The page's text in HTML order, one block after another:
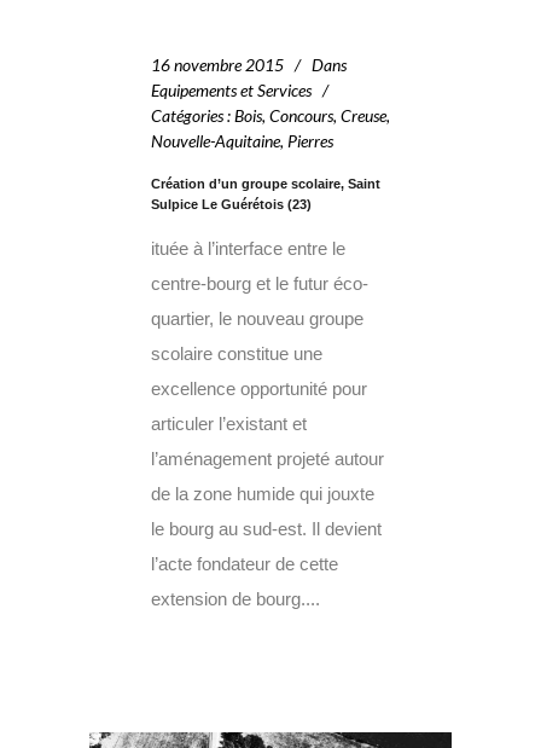
16 novembre 2015
Dans
Equipements et Services
Catégories:Bois, Concours, Creuse,
Nouvelle-Aquitaine, Pierres
Création d’un groupe scolaire, Saint
Sulpice Le Guérétois (23)
ituée à l’interface entre le
centre-bourg et le futur éco-
quartier, le nouveau groupe
scolaire constitue une
excellence opportunité pour
articuler l’existant et
l’aménagement projeté autour
de la zone humide qui jouxte
le bourg au sud-est. Il devient
l’acte fondateur de cette
extension de bourg....